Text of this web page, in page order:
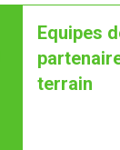
Equipes
terrain